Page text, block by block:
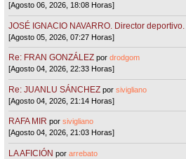
[Agosto 06, 2026, 18:08 Horas]
JOSÉ IGNACIO NAVARRO. Director deportivo.
[Agosto 05, 2026, 07:27 Horas]
Re: FRAN GONZÁLEZ pordrodgom
[Agosto 04, 2026, 22:33 Horas]
Re: JUANLU SÁNCHEZ porsivigliano
[Agosto 04, 2026, 21:14 Horas]
RAFA MIR porsivigliano
[Agosto 04, 2026, 21:03 Horas]
LA AFICIÓN porarrebato